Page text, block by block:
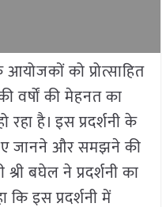
आयोजकों को प्रोत्साहित
वर्षों की मेहनत का
है। इस प्रदर्शनी के
जानने और समझने की
बघेल ने प्रदर्शनी का
इस प्रदर्शनी में